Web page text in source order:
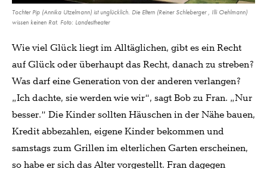
Tochter Pip (Annika Utzelmann) ist unglücklich. Die Eltern (Reiner Schleberger , Illi Oehlmann)
wissen keinen Rat. Foto: Landestheater
Wie viel Glück liegt im Alltäglichen, gibt es ein Recht
auf Glück oder überhaupt das Recht, danach zu streben?
Was darf eine Generation von der anderen verlangen?
„Ich dachte, sie werden wie wir“, sagt Bob zu Fran. „Nur
besser.“ Die Kinder sollten Häuschen in der Nähe bauen,
Kredit abbezahlen, eigene Kinder bekommen und
samstags zum Grillen im elterlichen Garten erscheinen,
so habe er sich das Alter vorgestellt. Fran dagegen